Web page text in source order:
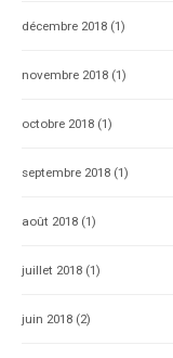
décembre 2018 (1)
novembre 2018 (1)
octobre 2018 (1)
septembre 2018 (1)
août 2018 (1)
juillet 2018 (1)
juin 2018 (2)